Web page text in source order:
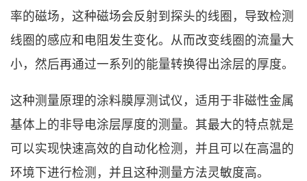
率的磁场，这种磁场会反射到探头的线圈，导致检测
线圈的感应和电阻发生变化。从而改变线圈的流量大
小，然后再通过一系列的能量转换得出涂层的厚度。
这种测量原理的涂料膜厚测试仪，适用于非磁性金属
基体上的非导电涂层厚度的测量。其最大的特点就是
可以实现快速高效的自动化检测，并且可以在高温的
环境下进行检测，并且这种测量方法灵敏度高。